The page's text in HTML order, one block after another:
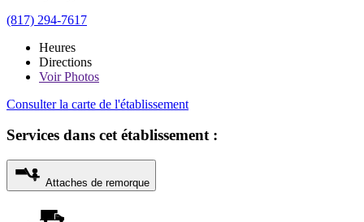
(817) 294-7617
Heures
Directions
VoirPhotos
Consulter la carte de l'établissement
Services dans cet établissement :
Attaches de remorque